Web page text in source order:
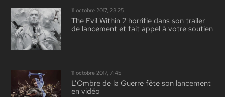
11 octobre 2017, 23:25
The Evil Within 2 horrifie dans son trailer
de lancement et fait appel à votre soutien
11 octobre 2017, 7:45
L’Ombre de la Guerre fête son lancement
en vidéo